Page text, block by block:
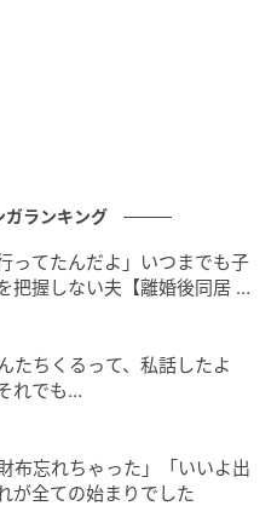
い厚みを持たせれば、薄
ハリのあるバランスに。
を与えたり、印象を操る
エストマークで着こなし
ゆとりのあるパンツだか
ると女性らしいボディラ
で着ても、ウールの厚み
。
ガランキング
ってたんだよ」いつまでも子
把握しない夫【離婚後同居 Vo
ちくるって、私話したよ
れでも…
忘れちゃった」「いいよ出
が全ての始まりでした